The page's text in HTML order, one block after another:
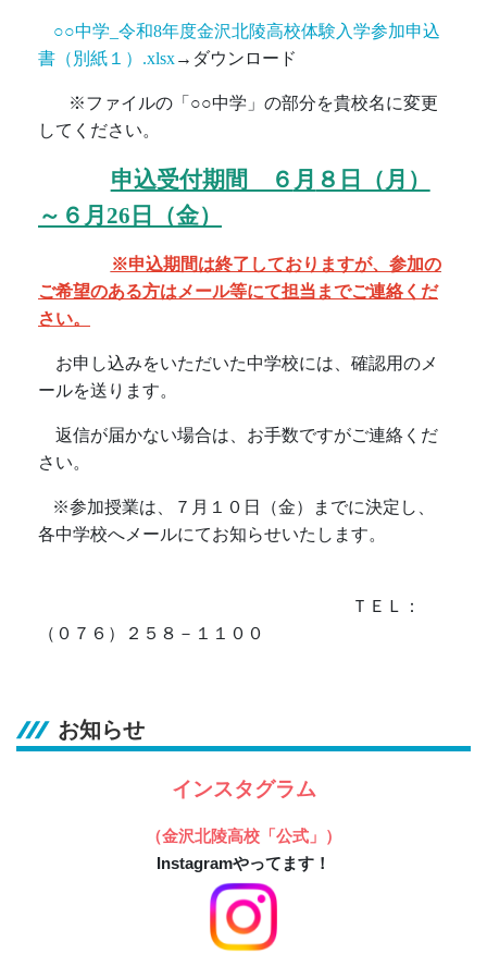
お知らせ
インスタグラム
（金沢北陵高校「公式」）
Instagramやってます！
○○中学_令和8年度金沢北陵高校体験入学参加申込
書（別紙１）.xlsx→ダウンロード
※ファイルの「○○中学」の部分を貴校名に変更
してください。
申込受付期間 ６ 月 ８日（月）
～６月26日（金）
※申込期間は終了しておりますが、参加の
ご希望のある方は メール等にて担当までご連絡くだ
さい。
お申し込みをいただいた中学校には、確認用のメ
ールを送ります。
返信が届かない場合は、お手数ですがご連絡くだ
さい。
※参加授業は、７月１０日（金）までに決定し、
各中学校へメールにてお知らせいたします。
ＴＥＬ：
（０７６）２５８－１１００